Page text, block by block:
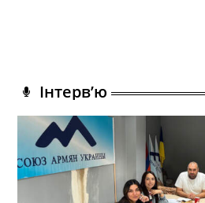
Інтерв’ю